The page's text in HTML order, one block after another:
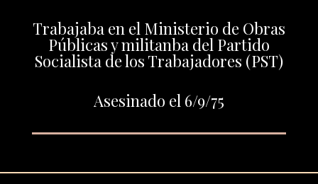
Trabajaba en el Ministerio de Obras
Públicas y militanba del Partido
Socialista de los Trabajadores (PST)
Asesinado el 6/9/75